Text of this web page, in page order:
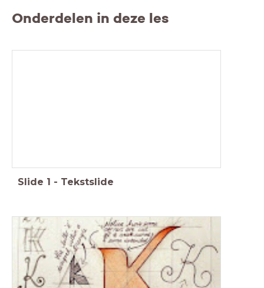
Onderdelen in deze les
Slide 1 - Tekstslide